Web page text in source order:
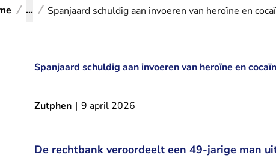
... Spanjaard schuldig aan invoeren van heroïne en
Spanjaard schuldig aan invoeren van heroïne en
Zutphen | 9 april 2026
De rechtbank veroordeelt een 49-jarige man